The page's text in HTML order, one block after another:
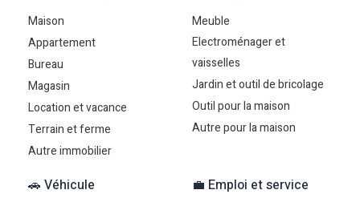
Maison
Appartement
Bureau
Magasin
Location et vacance
Terrain et ferme
Autre immobilier
Meuble
Electroménager et
vaisselles
Jardin et outil de bricolage
Outil pour la maison
Autre pour la maison
🚗 Véhicule 💼 Emploi et service